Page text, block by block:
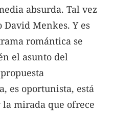
absurda. Tal vez
Menkes. Y es
romántica se
el asunto del
es oportunista, está
mirada que ofrece